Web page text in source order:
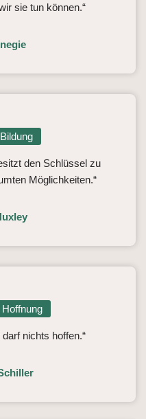
sie tun können.“
Bildung
den Schlüssel zu
Möglichkeiten.“
Hoffnung
nichts hoffen.“